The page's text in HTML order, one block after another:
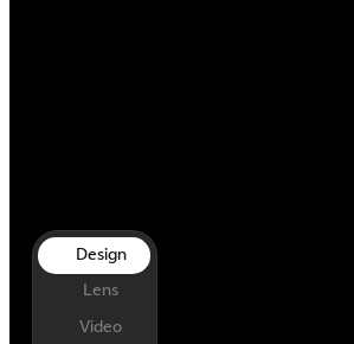
Design
Lens
Video